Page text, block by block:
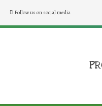
Follow us on social media